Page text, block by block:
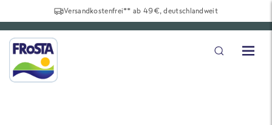
Versandkostenfrei** ab 49€, deutschlandweit